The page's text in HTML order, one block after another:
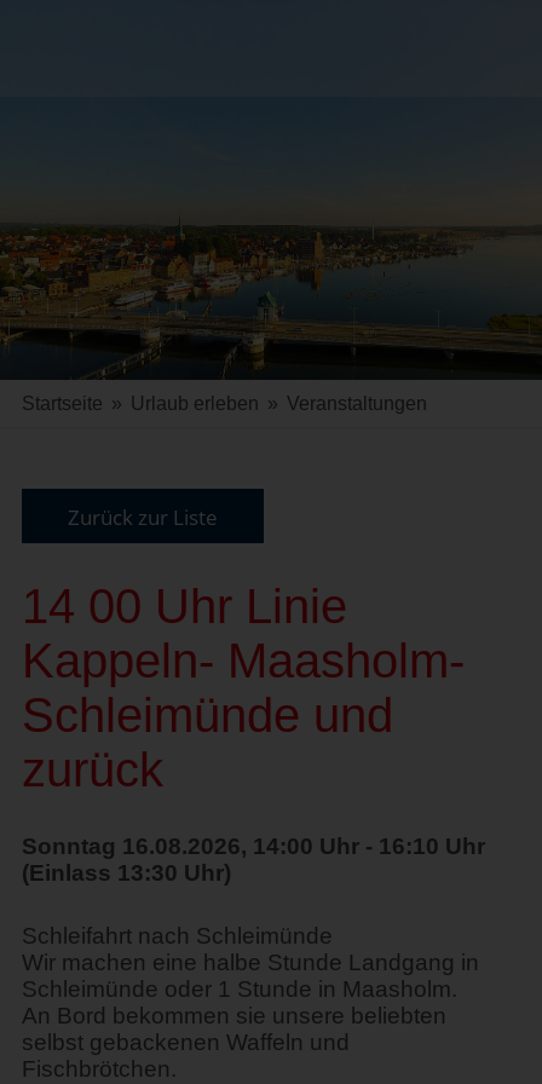
Startseite » Urlaub erleben » Veranstaltungen
Zurück zur Liste
14 00 Uhr Linie
Kappeln- Maasholm-
Schleimünde und
zurück
Sonntag 16.08.2026, 14:00 Uhr - 16:10 Uhr
(Einlass 13:30 Uhr)
Schleifahrt nach Schleimünde
Wir machen eine halbe Stunde Landgang in
Schleimünde oder 1 Stunde in Maasholm.
An Bord bekommen sie unsere beliebten
selbst gebackenen Waffeln und
Fischbrötchen.